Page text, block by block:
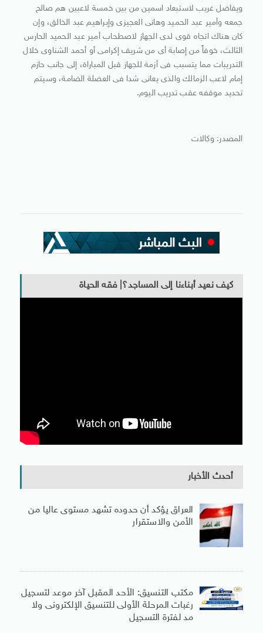
ويفاضل غريب لاستبعاد اسمين من بين خمسة لاعبين هم صالح
جمعه وأمير عبد الحميد وهانى العجيزى وإبراهيم عبد الخالق، وإن
كان هناك اتجاه قوى لدى الجهاز لاصطحاب أمير عبد الحميد الحارس
الثالث، خوفاً من إصابة أى من شريف إكرامى أو أحمد الشناوى خلال
التدريبات مما يتسبب فى أزمة للجهاز قبل المباراة، إلى جانب حازم
إمام لاعب الزمالك والذى يعانى شدا فى العضلة الضامة، وسيتم
تحديد موقفه عقب تدريب اليوم.
المصدر: وكالات
كيف نعيد أبناءنا إلى المساجد؟| فقه الحياة
أحدث الأخبار
العراق يؤكد أن حدوده تشهد مستوى عاليا من
الأمن والاستقرار
مكتب التنسيق: الأحد المقبل آخر موعد لتسجيل
رغبات المرحلة الأولى للتنسيق الإلكترونى ولا
مد لفترة التسجيل